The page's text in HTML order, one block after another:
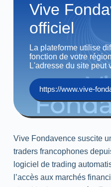
Vive
officiel
La plateforme utilise
fonction de votre
L'adresse du site peut
https://www.vive-
Vive Fondavence suscite
traders francophones
logiciel de trading
l’accès aux marchés